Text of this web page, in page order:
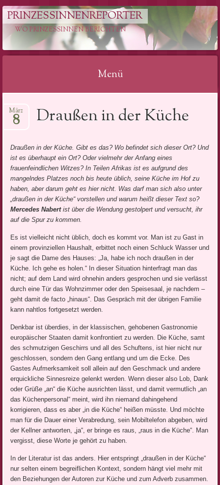
PRINZESSINNENREPORTER
WO PRINZESSINNEN BERICHTEN
Menü
zum
Draußen in der Küche
März
8
Draußen in der Küche. Gibt es das? Wo befindet sich dieser Ort? Und
ist es überhaupt ein Ort? Oder vielmehr der Anfang eines
frauenfeindlichen Witzes? In Teilen Afrikas ist es aufgrund des
mangelndes Platzes noch bis heute üblich, seine Küche im Hof zu
haben, aber darum geht es hier nicht. Was darf man sich also unter
„draußen in der Küche“ vorstellen und warum heißt dieser Text so?
Mercedes Nabertist über die Wendung gestolpert und versucht, ihr
auf die Spur zu kommen.
Es ist vielleicht nicht üblich, doch es kommt vor. Man ist zu Gast in
einem provinziellen Haushalt, erbittet noch einen Schluck Wasser und
je sagt die Dame des Hauses: „Ja, habe ich noch draußen in der
Küche. Ich gehe es holen.“ In dieser Situation hinterfragt man das
nicht; auf dem Land wird ohnehin anders gesprochen und sie verlässt
durch eine Tür das Wohnzimmer oder den Speisesaal, je nachdem –
geht damit de facto „hinaus“. Das Gespräch mit der übrigen Familie
kann nahtlos fortgesetzt werden.
Denkbar ist überdies, in der klassischen, gehobenen Gastronomie
europäischer Staaten damit konfrontiert zu werden. Die Küche, samt
des schmutzigen Geschirrs und all des Schuftens, ist hier nicht nur
geschlossen, sondern den Gang entlang und um die Ecke. Des
Gastes Aufmerksamkeit soll allein auf den Geschmack und andere
erquickliche Sinnesreize gelenkt werden. Wenn dieser also Lob, Dank
oder Grüße „an“ die Küche ausrichten lässt, und damit vermutlich „an
das Küchenpersonal“ meint, wird ihn niemand dahingehend
korrigieren, dass es aber „in die Küche“ heißen müsste. Und möchte
man für die Dauer einer Verabredung, sein Mobiltelefon abgeben, wird
der Kellner antworten, „ja“, er bringe es raus, „raus in die Küche“. Man
vergisst, diese Worte je gehört zu haben.
In der Literatur ist das anders. Hier entspringt „draußen in der Küche“
nur selten einem begreiflichen Kontext, sondern hängt viel mehr mit
den Beziehungen der Autoren zur Küche und zum Adverb zusammen.